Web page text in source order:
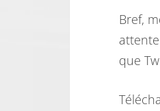
Bref,
que